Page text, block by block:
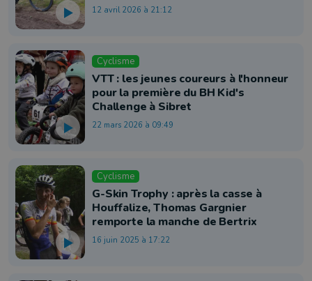
12 avril 2026 à 21:12
Cyclisme
VTT : les jeunes coureurs à l'honneur
pour la première du BH Kid's
Challenge à Sibret
22 mars 2026 à 09:49
Cyclisme
G-Skin Trophy : après la casse à
Houffalize, Thomas Gargnier
remporte la manche de Bertrix
16 juin 2025 à 17:22